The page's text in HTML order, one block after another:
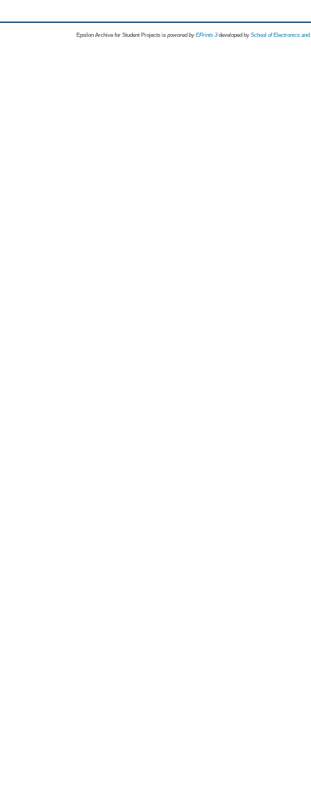
Epsilon Archive for Student Projects is powored byEPrints 3 developed by School of Electronics